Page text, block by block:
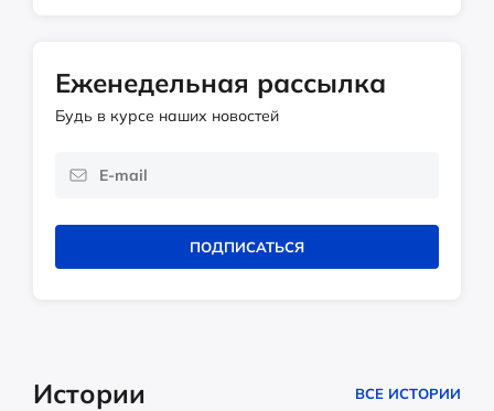
Еженедельная рассылка
Будь в курсе наших новостей
ПОДПИСАТЬСЯ
Истории ВСЕ ИСТОРИИ